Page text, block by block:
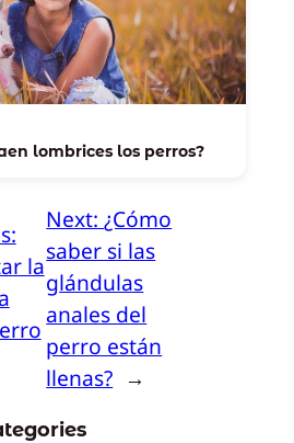
lombrices los perros?
la
Next:¿Cómo
saber si las
glándulas
anales del
perro están
llenas? →